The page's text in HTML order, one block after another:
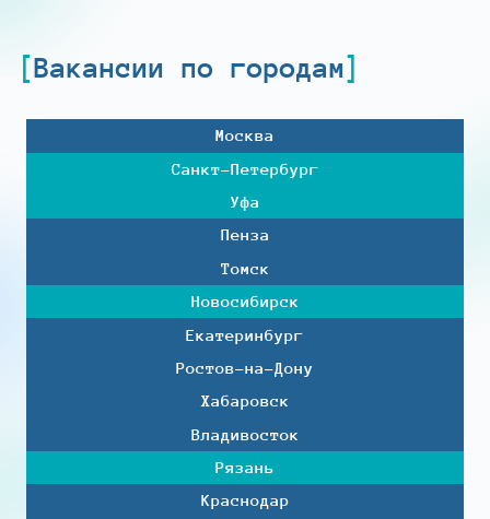
Вакансии по городам
Москва
Санкт-Петербург
Уфа
Пенза
Томск
Новосибирск
Екатеринбург
Ростов-на-Дону
Хабаровск
Владивосток
Рязань
Краснодар